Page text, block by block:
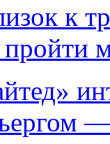
к